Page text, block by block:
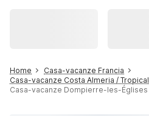
Home
Casa-vacanze Francia
Casa-vacanze Costa Almeria / Tropical
Casa-vacanze Dompierre-les-Églises